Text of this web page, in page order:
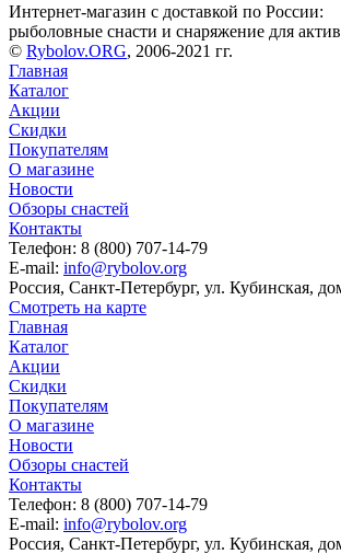
Интернет-магазин с доставкой по России:
рыболовные снасти и снаряжение для
© Rybolov.ORG, 2006-2021 гг.
Главная
Каталог
Акции
Скидки
Покупателям
О магазине
Новости
Обзоры снастей
Контакты
Телефон: 8 (800) 707-14-79
E-mail: info@rybolov.org
Россия, Санкт-Петербург, ул. Кубинская,
Смотреть на карте
Главная
Каталог
Акции
Скидки
Покупателям
О магазине
Новости
Обзоры снастей
Контакты
Телефон: 8 (800) 707-14-79
E-mail: info@rybolov.org
Россия, Санкт-Петербург, ул. Кубинская,